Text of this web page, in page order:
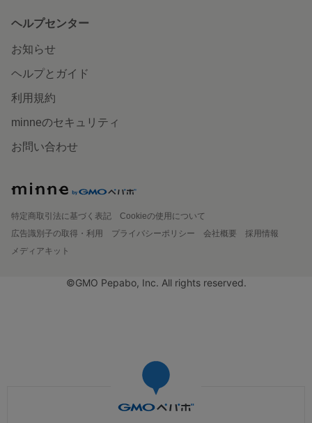
ヘルプセンター
お知らせ
ヘルプとガイド
利用規約
minneのセキュリティ
お問い合わせ
特定商取引法に基づく表記
Cookieの使用について
広告識別子の取得・利用
プライバシーポリシー 会社概要
採用情報
メディアキット
©GMO Pepabo, Inc. All rights reserved.